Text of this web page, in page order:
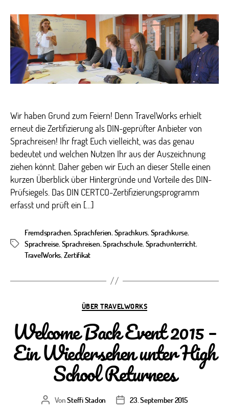
Wir haben Grund zum Feiern! Denn TravelWorks erhielt
erneut die Zertifizierung als DIN-geprüfter Anbieter von
Sprachreisen! Ihr fragt Euch vielleicht, was das genau
bedeutet und welchen Nutzen Ihr aus der Auszeichnung
ziehen könnt. Daher geben wir Euch an dieser Stelle einen
kurzen Überblick über Hintergründe und Vorteile des DIN-
Prüfsiegels. Das DIN CERTCO-Zertifizierungsprogramm
erfasst und prüft ein […]
Schlagwörter
Fremdsprachen,Sprachferien, Sprachkurs, Sprachkurse,
Sprachreise, Sprachreisen,Sprachschule, Sprachunterricht,
TravelWorks, Zertifikat
Kategorien
ÜBER TRAVELWORKS
Welcome Back Event 2015 –
Ein Wiedersehen unter High
School Returnees
Beitragsautor
VonSteffi Stadon Veröffentlichungsdatum
23. September 2015